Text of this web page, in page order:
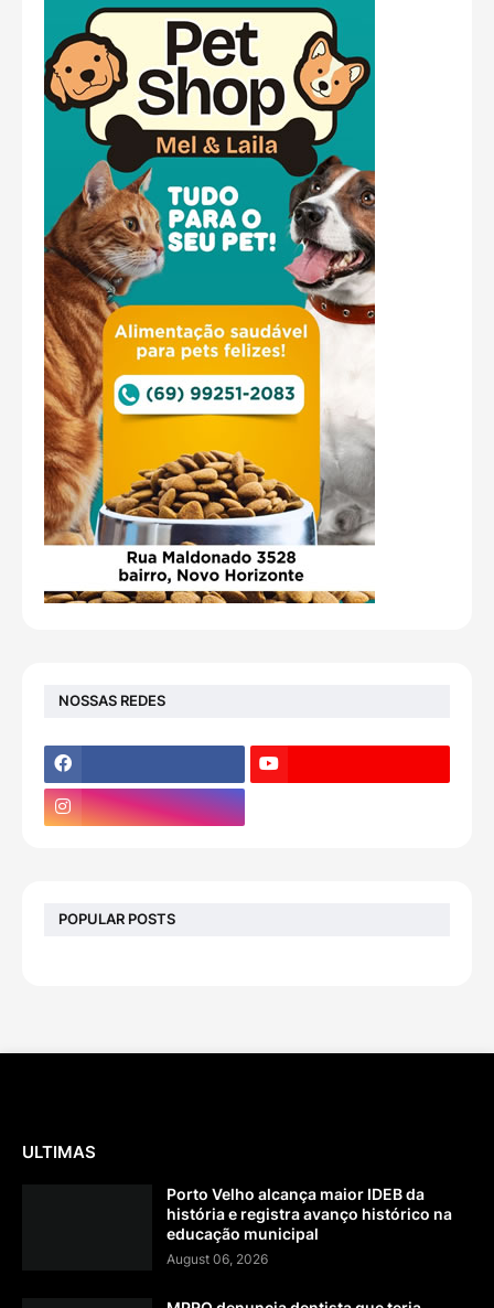
NOSSAS REDES
POPULAR POSTS
ULTIMAS
Porto Velho alcança maior IDEB da
história e registra avanço histórico na
educação municipal
August 06, 2026